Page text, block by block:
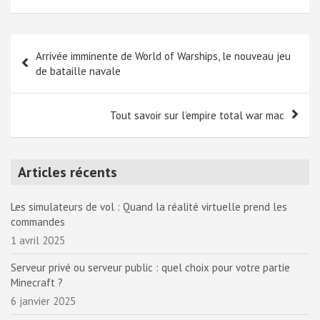
de
l’article
Arrivée imminente de World of Warships, le nouveau jeu
de bataille navale
Tout savoir sur l’empire total war mac
Articles récents
Les simulateurs de vol : Quand la réalité virtuelle prend les
commandes
1 avril 2025
Serveur privé ou serveur public : quel choix pour votre partie
Minecraft ?
6 janvier 2025